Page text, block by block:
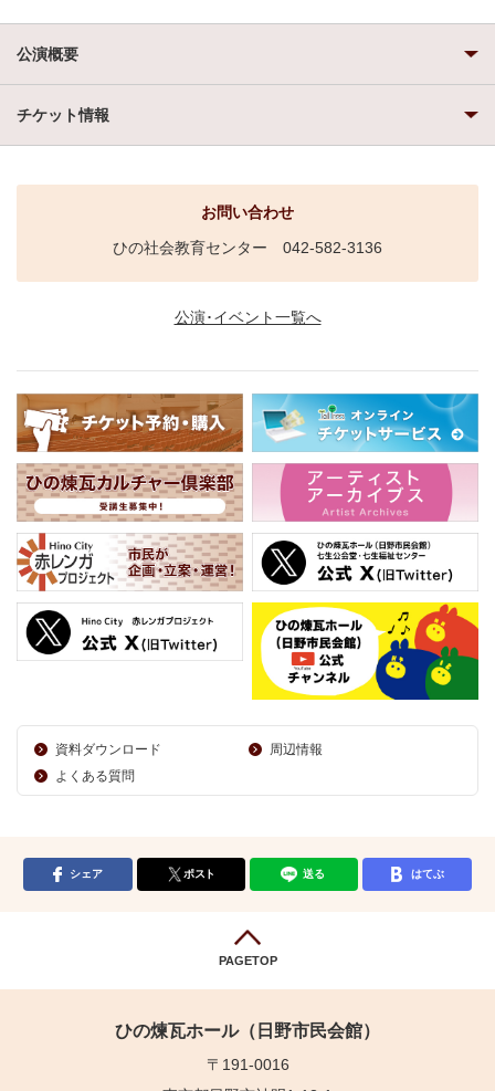
公演概要
チケット情報
お問い合わせ
ひの社会教育センター 042-582-3136
公演･イベント一覧へ
資料ダウンロード
周辺情報
よくある質問
シェア ポスト 送る はてぶ
PAGETOP
ひの煉瓦ホール（日野市民会館）
〒191-0016